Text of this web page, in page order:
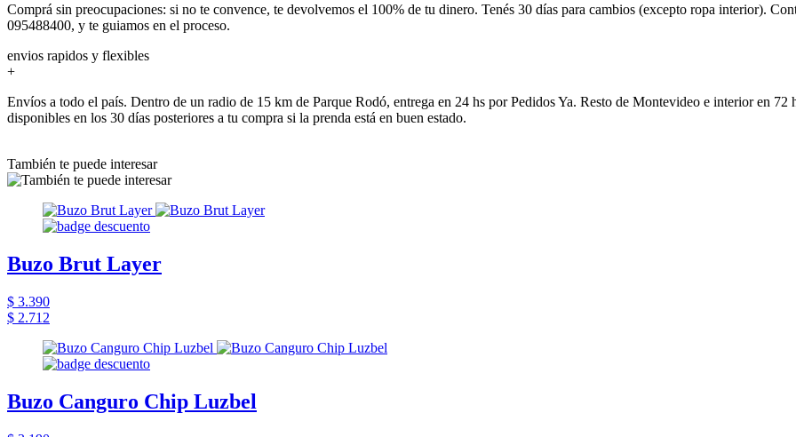
Comprá sin preocupaciones: si no te convence, te devolvemos el 100% de tu dinero. Tenés 30 días para cambios (excepto ropa interior).
095488400, y te guiamos en el proceso.
envios rapidos y flexibles
+
Envíos a todo el país. Dentro de un radio de 15 km de Parque Rodó, entrega en 24 hs por Pedidos Ya. Resto de Montevideo e interior en
disponibles en los 30 días posteriores a tu compra si la prenda está en buen estado.
También te puede interesar
Buzo Brut Layer
$ 3.390
$ 2.712
Buzo Canguro Chip Luzbel